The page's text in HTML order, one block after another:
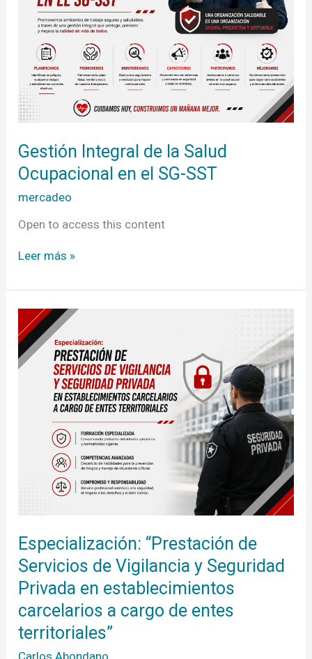
Gestión Integral de la Salud
Ocupacional en el SG-SST
mercadeo
Open to access this content
SST
Leer más »
Especialización: “Prestación de
Servicios de Vigilancia y Seguridad
Privada en establecimientos
carcelarios a cargo de entes
territoriales”
Carlos Abondano
Especialización:
“Prestación
de
Servicios
de
Vigilancia
Seguridad
Privada
establecimientos
carcelarios
territoriales”